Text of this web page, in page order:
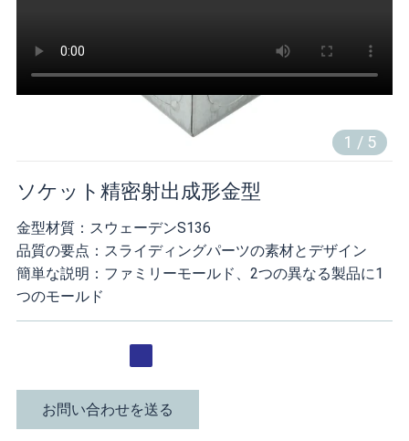
1 / 5
ソケット精密射出成形金型
金型材質：スウェーデンS136
品質の要点：スライディングパーツの素材とデザイン
簡単な説明：ファミリーモールド、2つの異なる製品に1
つのモールド
お問い合わせを送る